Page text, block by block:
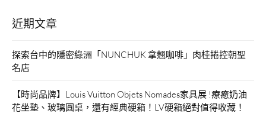
近期文章
探索台中的隱密綠洲「NUNCHUK 拿翹咖啡」肉桂捲控朝聖
名店
【時尚品牌】Louis Vuitton Objets Nomades家具展 !療癒奶油
花坐墊、玻璃圓桌，還有經典硬箱！LV硬箱絕對值得收藏！